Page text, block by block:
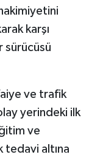
karşı
sürücüsü
ve trafik
yerindeki ilk
ve
tedavi altına